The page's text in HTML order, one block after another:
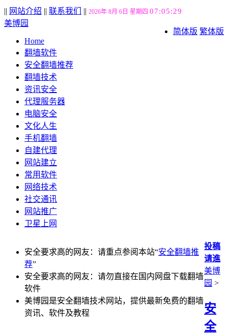
|| 网站介绍 || 联系我们 || 2026年 8月 6日 星期四 07:05:30
简体版 繁体版
美博园
Home
翻墙软件
安全翻墙推荐
翻墙技术
资讯安全
代理服务器
电脑安全
文化人生
手机翻墙
自建代理
网站建立
常用软件
网络技术
社交通讯
网站推广
卫星上网
安全要求高的网友：请重点参阅本站“安全翻墙推
荐”
安全要求高的网友：请勿直接在国内网盘下载翻墙
软件
美博园是安全翻墙技术网站，提供最新免费的翻墙
资讯、软件及教程
投稿
请進
美博
园 >
安
全